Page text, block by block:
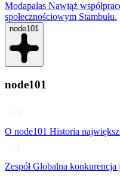
Modapalas Nawiąż
społecznościowym Stambułu.
node101
node101
O node101 Historia
ZespółGlobalna konkurencja